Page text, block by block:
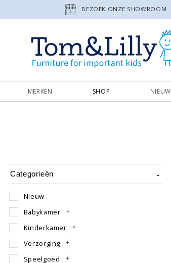
BEZOEK ONZE SHOWROOM
MERKEN SHOP NIEUW
Categorieën
Nieuw
Babykamer
Kinderkamer
Verzorging
Speelgoed